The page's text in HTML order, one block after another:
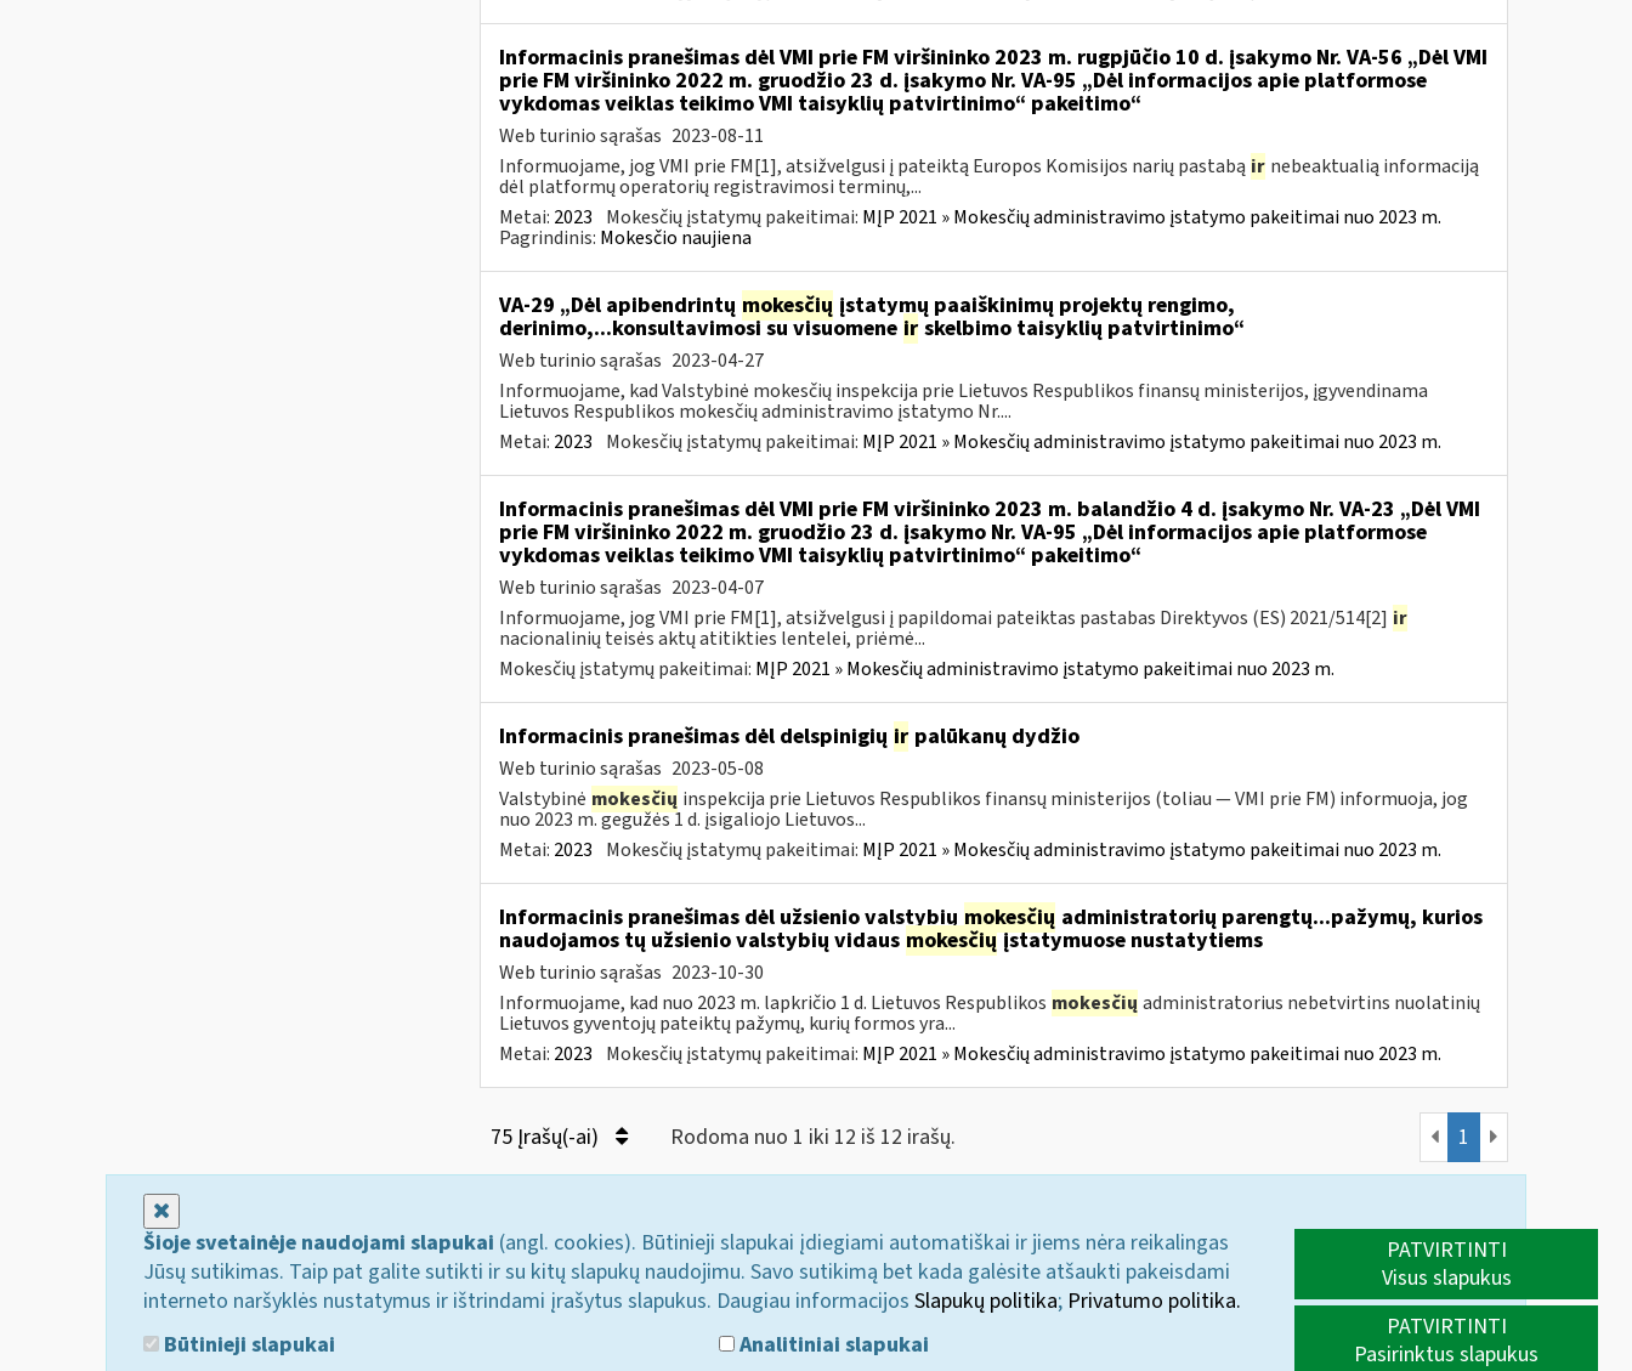
Informacinis pranešimas dėl VMI prie FM viršininko 2023 m. rugpjūčio 10 d. įsakymo Nr. VA-56 „Dėl VMI
prie FM viršininko 2022 m. gruodžio 23 d. įsakymo Nr. VA-95 „Dėl informacijos apie platformose
vykdomas veiklas teikimo VMI taisyklių patvirtinimo“ pakeitimo“
Web turinio sąrašas 2023-08-11
Informuojame, jog VMI prie FM[1], atsižvelgusi į pateiktą Europos Komisijos narių pastabą ir nebeaktualią informaciją
dėl platformų operatorių registravimosi terminų,...
Metai: 2023 Mokesčių įstatymų pakeitimai: MĮP 2021 » Mokesčių administravimo įstatymo pakeitimai nuo 2023 m.
Pagrindinis: Mokesčio naujiena
VA-29 „Dėl apibendrintų mokesčių įstatymų paaiškinimų projektų rengimo,
derinimo,...konsultavimosi su visuomene irskelbimo taisyklių patvirtinimo“
Web turinio sąrašas 2023-04-27
Informuojame, kad Valstybinė mokesčių inspekcija prie Lietuvos Respublikos finansų ministerijos, įgyvendinama
Lietuvos Respublikos mokesčių administravimo įstatymo Nr....
Metai: 2023 Mokesčių įstatymų pakeitimai: MĮP 2021 » Mokesčių administravimo įstatymo pakeitimai nuo 2023 m.
Informacinis pranešimas dėl VMI prie FM viršininko 2023 m. balandžio 4 d. įsakymo Nr. VA-23 „Dėl VMI
prie FM viršininko 2022 m. gruodžio 23 d. įsakymo Nr. VA-95 „Dėl informacijos apie platformose
vykdomas veiklas teikimo VMI taisyklių patvirtinimo“ pakeitimo“
Web turinio sąrašas 2023-04-07
Informuojame, jog VMI prie FM[1], atsižvelgusi į papildomai pateiktas pastabas Direktyvos (ES) 2021/514[2] ir
nacionalinių teisės aktų atitikties lentelei, priėmė...
Mokesčių įstatymų pakeitimai: MĮP 2021 » Mokesčių administravimo įstatymo pakeitimai nuo 2023 m.
Informacinis pranešimas dėl delspinigių irpalūkanų dydžio
Web turinio sąrašas 2023-05-08
Valstybinė mokesčių inspekcija prie Lietuvos Respublikos finansų ministerijos (toliau — VMI prie FM) informuoja, jog
nuo 2023 m. gegužės 1 d. įsigaliojo Lietuvos...
Metai: 2023 Mokesčių įstatymų pakeitimai: MĮP 2021 » Mokesčių administravimo įstatymo pakeitimai nuo 2023 m.
Informacinis pranešimas dėl užsienio valstybiųmokesčių administratorių parengtų...pažymų, kurios
naudojamos tų užsienio valstybių vidaus mokesčiųįstatymuose nustatytiems
Web turinio sąrašas 2023-10-30
Informuojame, kad nuo 2023 m. lapkričio 1 d. Lietuvos Respublikos mokesčių administratorius nebetvirtins nuolatinių
Lietuvos gyventojų pateiktų pažymų, kurių formos yra...
Metai: 2023 Mokesčių įstatymų pakeitimai: MĮP 2021 » Mokesčių administravimo įstatymo pakeitimai nuo 2023 m.
75 Įrašų(-ai) Rodoma nuo 1 iki 12 iš 12 irašų. 1
Šioje svetainėje naudojami slapukai (angl. cookies). Būtinieji slapukai įdiegiami automatiškai ir jiems nėra reikalingas
Jūsų sutikimas. Taip pat galite sutikti ir su kitų slapukų naudojimu. Savo sutikimą bet kada galėsite atšaukti pakeisdami
interneto naršyklės nustatymus ir ištrindami įrašytus slapukus. Daugiau informacijos Slapukų politika; Privatumo politika.
Būtinieji slapukai
Analitiniai slapukai
PATVIRTINTI
Visus slapukus
PATVIRTINTI
Pasirinktus slapukus